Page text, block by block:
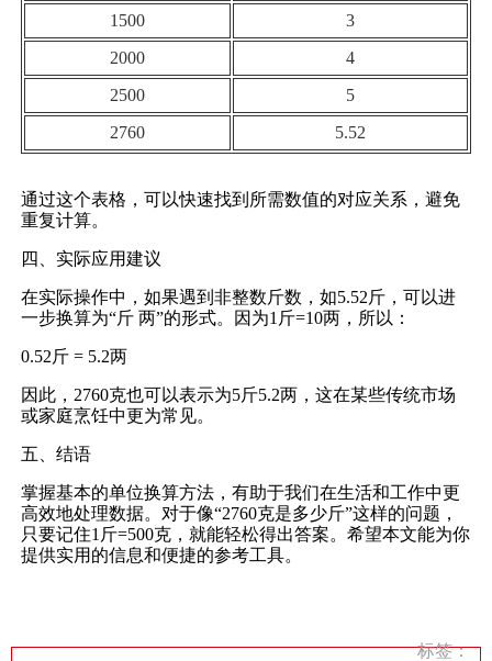
1500
3
2000
4
2500
5
2760
5.52
通过这个表格，可以快速找到所需数值的对应关系，避免
重复计算。
四、实际应用建议
在实际操作中，如果遇到非整数斤数，如5.52斤，可以进
一步换算为“斤 两”的形式。因为1斤=10两，所以：
0.52斤 = 5.2两
因此，2760克也可以表示为5斤5.2两，这在某些传统市场
或家庭烹饪中更为常见。
五、结语
掌握基本的单位换算方法，有助于我们在生活和工作中更
高效地处理数据。对于像“2760克是多少斤”这样的问题，
只要记住1斤=500克，就能轻松得出答案。希望本文能为你
提供实用的信息和便捷的参考工具。
标签：